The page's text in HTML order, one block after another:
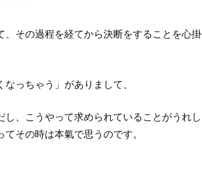
その過程を経てから決断をすることを心掛
っちゃう」がありまして、
、こうやって求められていることがうれし
その時は本氣で思うのです。